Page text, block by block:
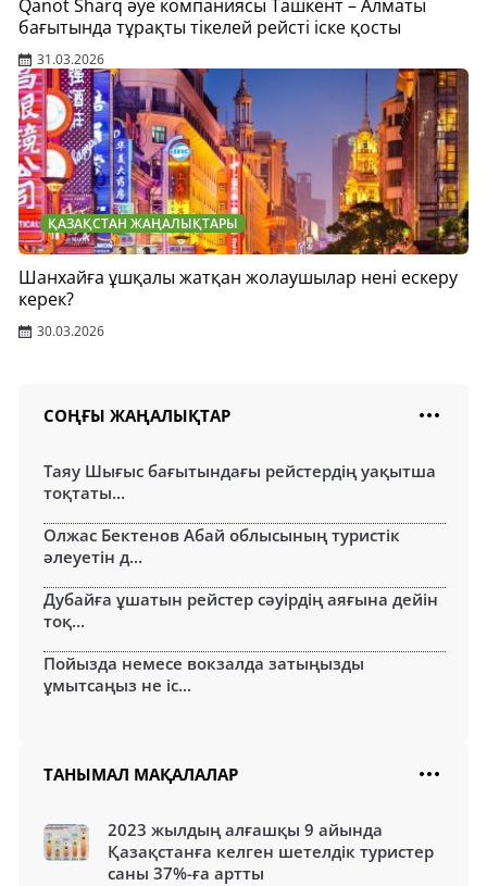
Qanot Sharq әуе компаниясы Ташкент – Алматы
бағытында тұрақты тікелей рейсті іске қосты
31.03.2026
ҚАЗАҚСТАН ЖАҢАЛЫҚТАРЫ
Шанхайға ұшқалы жатқан жолаушылар нені ескеру
керек?
30.03.2026
СОҢҒЫ ЖАҢАЛЫҚТАР
Таяу Шығыс бағытындағы рейстердің уақытша
тоқтаты...
Олжас Бектенов Абай облысының туристік
әлеуетін д...
Дубайға ұшатын рейстер сәуірдің аяғына дейін
тоқ...
Пойызда немесе вокзалда затыңызды
ұмытсаңыз не іс...
ТАНЫМАЛ МАҚАЛАЛАР
2023 жылдың алғашқы 9 айында
Қазақстанға келген шетелдік туристер
саны 37%-ға артты